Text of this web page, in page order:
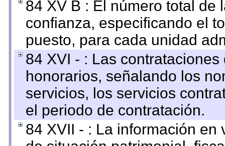
84 XV B : El número total de
confianza, especificando el
puesto, para cada unidad
84 XVI - : Las
honorarios, señalando los
servicios, los servicios
el periodo de contratación.
84 XVII - : La información